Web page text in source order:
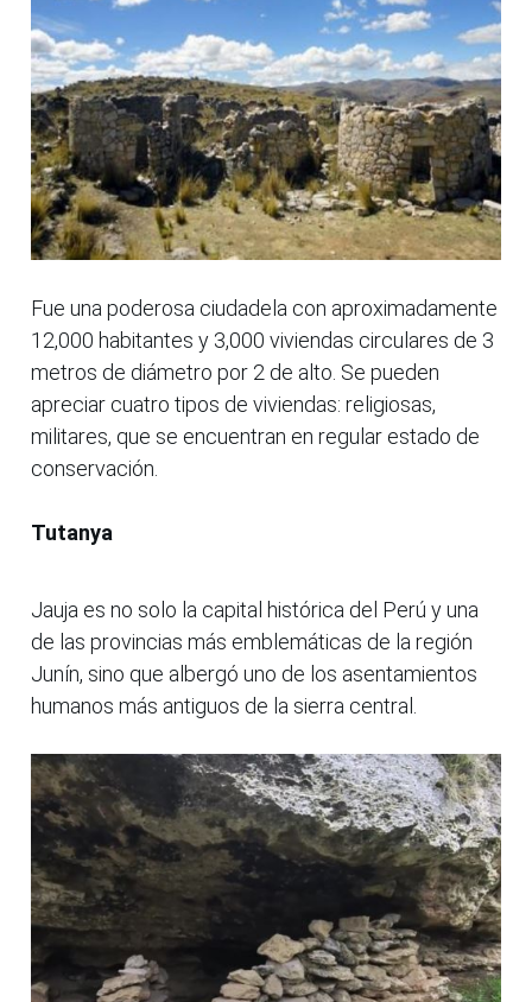
Fue una poderosa ciudadela con aproximadamente
12,000 habitantes y 3,000 viviendas circulares de 3
metros de diámetro por 2 de alto. Se pueden
apreciar cuatro tipos de viviendas: religiosas,
militares, que se encuentran en regular estado de
conservación.
Tutanya
Jauja es no solo la capital histórica del Perú y una
de las provincias más emblemáticas de la región
Junín, sino que albergó uno de los asentamientos
humanos más antiguos de la sierra central.